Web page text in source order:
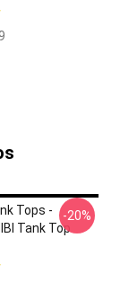
Tops -
Tank Top
-20%